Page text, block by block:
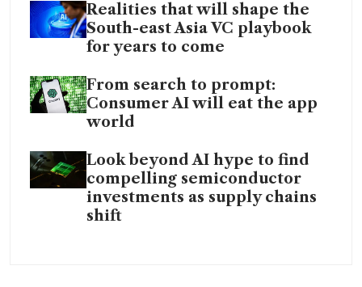
Realities that will shape the
South-east Asia VC playbook
for years to come
From search to prompt:
Consumer AI will eat the app
world
Look beyond AI hype to find
compelling semiconductor
investments as supply chains
shift